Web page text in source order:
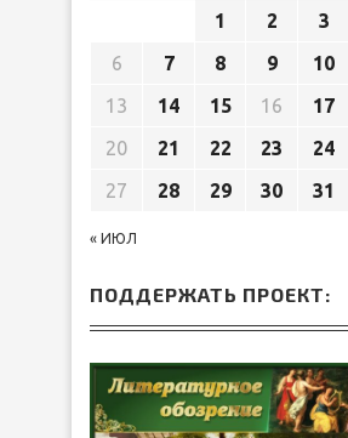
« ИЮЛ
1 2 3
6
7 8 9 10
13
14 15 16 17
20
21 22 23 24
27
28 29 30 31
ПОДДЕРЖАТЬ ПРОЕКТ: